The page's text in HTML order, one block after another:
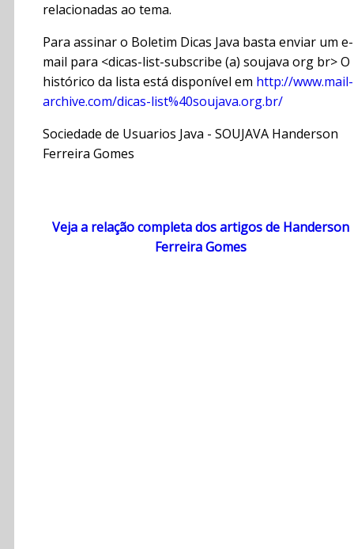
relacionadas ao tema.
Para assinar o Boletim Dicas Java basta enviar um e-
mail para <dicas-list-subscribe (a) soujava org br> O
histórico da lista está disponível em http://www.mail-
archive.com/dicas-list%40soujava.org.br/
Sociedade de Usuarios Java - SOUJAVA Handerson
Ferreira Gomes
Veja a relação completa dos artigos de Handerson
Ferreira Gomes